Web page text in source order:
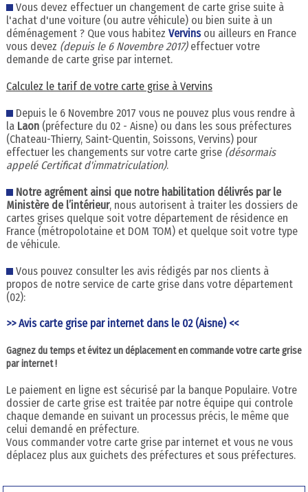
Vous devez effectuer un changement de carte grise suite à
l'achat d'une voiture (ou autre véhicule) ou bien suite à un
déménagement ? Que vous habitez Vervins ou ailleurs en France
vous devez (depuis le 6 Novembre 2017)effectuer votre
demande de carte grise par internet.
Calculez le tarif de votre carte grise à Vervins
Depuis le 6 Novembre 2017 vous ne pouvez plus vous rendre à
laLaon(préfecture du 02 - Aisne) ou dans les sous préfectures
(Chateau-Thierry, Saint-Quentin, Soissons, Vervins) pour
effectuer les changements sur votre carte grise (désormais
appelé Certificat d'immatriculation).
Notre agrément ainsi que notre habilitation délivrés par le
Ministère de l’intérieur, nous autorisent à traiter les dossiers de
cartes grises quelque soit votre département de résidence en
France (métropolotaine et DOM TOM) et quelque soit votre type
de véhicule.
Vous pouvez consulter les avis rédigés par nos clients à
propos de notre service de carte grise dans votre département
(02):
>> Avis carte grise par internet dans le 02 (Aisne) <<
Gagnez du temps et évitez un déplacement en commande votre carte grise
par internet !
Le paiement en ligne est sécurisé par la banque Populaire. Votre
dossier de carte grise est traitée par notre équipe qui controle
chaque demande en suivant un processus précis, le même que
celui demandé en préfecture.
Vous commander votre carte grise par internet et vous ne vous
déplacez plus aux guichets des préfectures et sous préfectures.